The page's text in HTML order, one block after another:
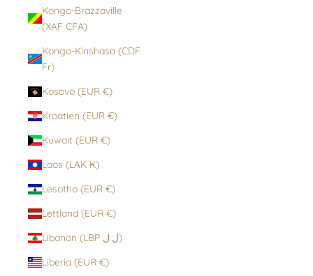
Kongo-Brazzaville
(XAF CFA)
Kongo-Kinshasa (CDF
Fr)
Kosovo (EUR €)
Kroatien (EUR €)
Kuwait (EUR €)
Laos (LAK ₭)
Lesotho (EUR €)
Lettland (EUR €)
Libanon (LBP ل.ل)
Liberia (EUR €)